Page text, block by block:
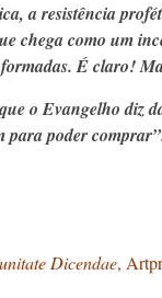
a resistência
chega como um
É claro!
o Evangelho diz
para poder
Dicendae,